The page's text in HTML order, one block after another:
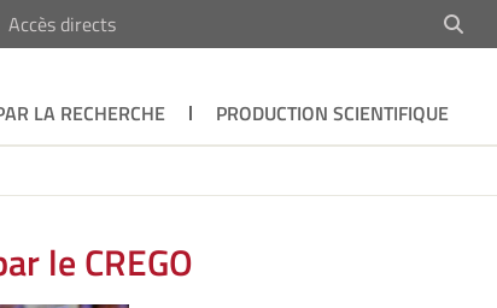
Accès directs
LA RECHERCHE
PRODUCTION SCIENTIFIQUE
le CREGO